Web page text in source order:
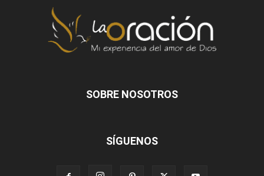
SOBRE NOSOTROS
SÍGUENOS